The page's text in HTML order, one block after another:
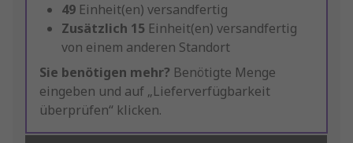
49 Einheit(en) versandfertig
Zusätzlich 15 Einheit(en) versandfertig
von einem anderen Standort
Sie benötigen mehr? Benötigte Menge
eingeben und auf „Lieferverfügbarkeit
überprüfen“ klicken.